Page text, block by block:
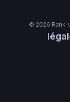
© 2026 Rank-